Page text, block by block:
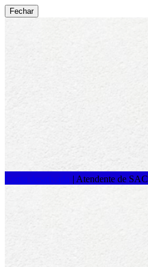
Fechar
Conta desativada | Atendente de SAC